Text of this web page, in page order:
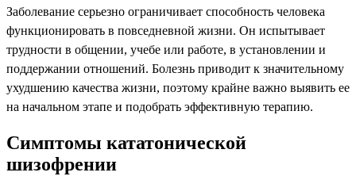
Заболевание серьезно ограничивает способность человека
функционировать в повседневной жизни. Он испытывает
трудности в общении, учебе или работе, в установлении и
поддержании отношений. Болезнь приводит к значительному
ухудшению качества жизни, поэтому крайне важно выявить ее
на начальном этапе и подобрать эффективную терапию.
Симптомы кататонической
шизофрении